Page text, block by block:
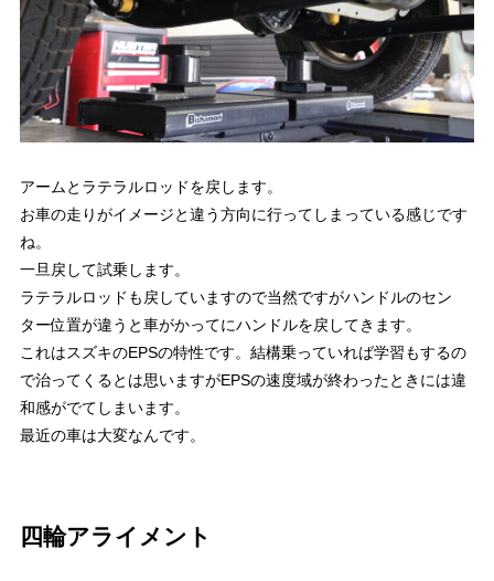
アームとラテラルロッドを戻します。
お車の走りがイメージと違う方向に行ってしまっている感じです
ね。
一旦戻して試乗します。
ラテラルロッドも戻していますので当然ですがハンドルのセン
ター位置が違うと車がかってにハンドルを戻してきます。
これはスズキのEPSの特性です。結構乗っていれば学習もするの
で治ってくるとは思いますがEPSの速度域が終わったときには違
和感がでてしまいます。
最近の車は大変なんです。
四輪アライメント